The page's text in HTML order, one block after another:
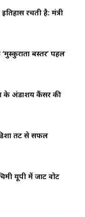
रचती है: मंत्री
बस्तर’ पहल
के अंडाशय कैंसर की
तट से सफल
यूपी में जाट वोट
r